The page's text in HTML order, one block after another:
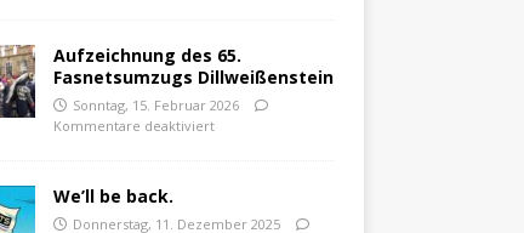
Aufzeichnung des 65.
Fasnetsumzugs Dillweißenstein
Sonntag, 15. Februar 2026
Kommentare deaktiviert
We’ll be back.
Donnerstag, 11. Dezember 2025